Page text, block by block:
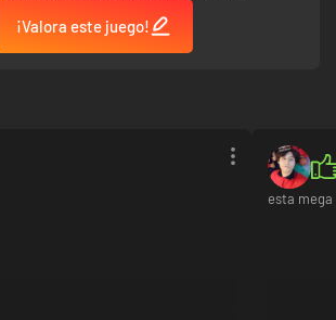
¡Valora este juego!
esta